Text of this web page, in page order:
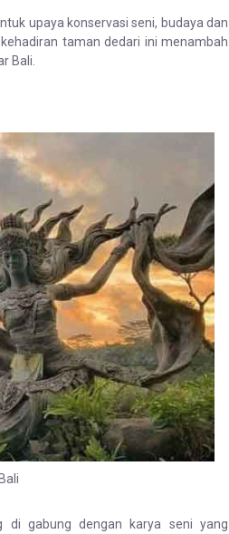
upaya konservasi seni, budaya dan
taman dedari ini menambah
Bali.
gabung dengan karya seni yang